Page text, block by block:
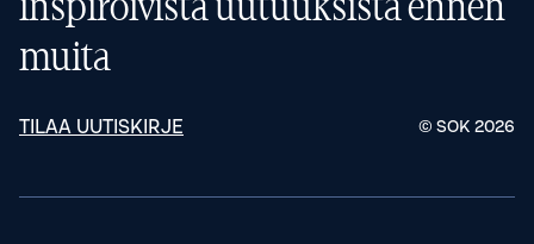
inspiroivista uutuuksista ennen
muita
TILAA UUTISKIRJE © SOK 2026